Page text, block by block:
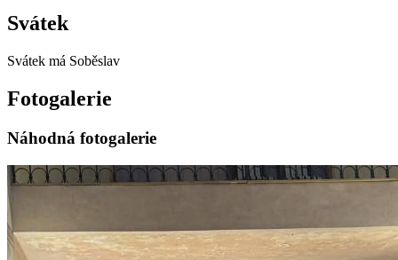
Svátek
Svátek má Soběslav
Fotogalerie
Náhodná fotogalerie